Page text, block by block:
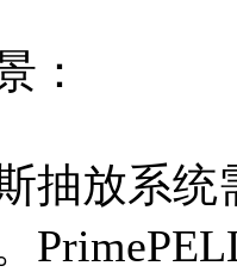
：
抽放系统